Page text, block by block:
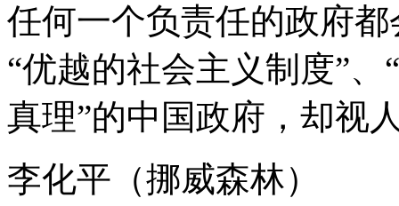
任何一个负责任的政府
“优越的社会主义制度”
真理”的中国政府，却视
李化平（挪威森林）